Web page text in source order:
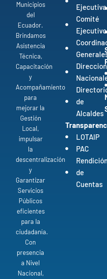
Municipios
del
Ecuador.
Brindamos
Asistencia
Técnica,
Capacitación
y
Acompañamiento
para
mejorar la
Gestión
Local,
impulsar
la
descentralización
y
Garantizar
Servicios
Públicos
eficientes
para la
ciudadanía.
Con
presencia
a Nivel
Nacional,
Ejecutiva
Comité
Ejecutivo
de
Alcaldes
LOTAIP
PAC
de
Cuentas